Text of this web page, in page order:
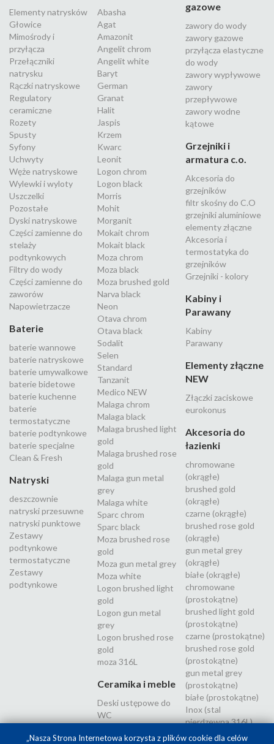
Elementy natrysków
Głowice
Mimośrody i
przyłącza
Przełączniki
natrysku
Rączki natryskowe
Regulatory
ceramiczne
Rozety
Spusty
Syfony
Uchwyty
Węże natryskowe
Wylewki i wyloty
Uszczelki
Pozostałe
Dyski natryskowe
Części zamienne do
stelaży
podtynkowych
Filtry do wody
Części zamienne do
zaworów
Napowietrzacze
Baterie
baterie wannowe
baterie natryskowe
baterie umywalkowe
baterie bidetowe
baterie kuchenne
baterie
termostatyczne
baterie podtynkowe
baterie specjalne
Clean & Fresh
Natryski
deszczownie
natryski przesuwne
natryski punktowe
Zestawy
podtynkowe
termostatyczne
Zestawy
podtynkowe
Abasha
Agat
Amazonit
Angelit chrom
Angelit white
Baryt
German
Granat
Halit
Jaspis
Krzem
Kwarc
Leonit
Logon chrom
Logon black
Morris
Mohit
Morganit
Mokait chrom
Mokait black
Moza chrom
Moza black
Moza brushed gold
Narva black
Neon
Otava chrom
Otava black
Sodalit
Selen
Standard
Tanzanit
Medico NEW
Malaga chrom
Malaga black
Malaga brushed light
gold
Malaga brushed rose
gold
Malaga gun metal
grey
Malaga white
Sparc chrom
Sparc black
Moza brushed rose
gold
Moza gun metal grey
Moza white
Logon brushed light
gold
Logon gun metal
grey
Logon brushed rose
gold
moza 316L
Ceramika i meble
Deski ustępowe do
WC
gazowe
zawory do wody
zawory gazowe
przyłącza elastyczne
do wody
zawory wypływowe
zawory
przepływowe
zawory wodne
kątowe
Grzejniki i
armatura c.o.
Akcesoria do
grzejników
filtr skośny do C.O
grzejniki aluminiowe
elementy złączne
Akcesoria i
termostatyka do
grzejników
Grzejniki - kolory
Kabiny i
Parawany
Kabiny
Parawany
Elementy złączne
NEW
Złączki zaciskowe
eurokonus
Akcesoria do
łazienki
chromowane
(okrągłe)
brushed gold
(okrągłe)
czarne (okrągłe)
brushed rose gold
(okrągłe)
gun metal grey
(okrągłe)
białe (okrągłe)
chromowane
(prostokątne)
brushed light gold
(prostokątne)
czarne (prostokątne)
brushed rose gold
(prostokątne)
gun metal grey
(prostokątne)
białe (prostokątne)
Inox (stal
nierdzewna 316L)
„Nasza Strona Internetowa korzysta z plików cookie dla celów